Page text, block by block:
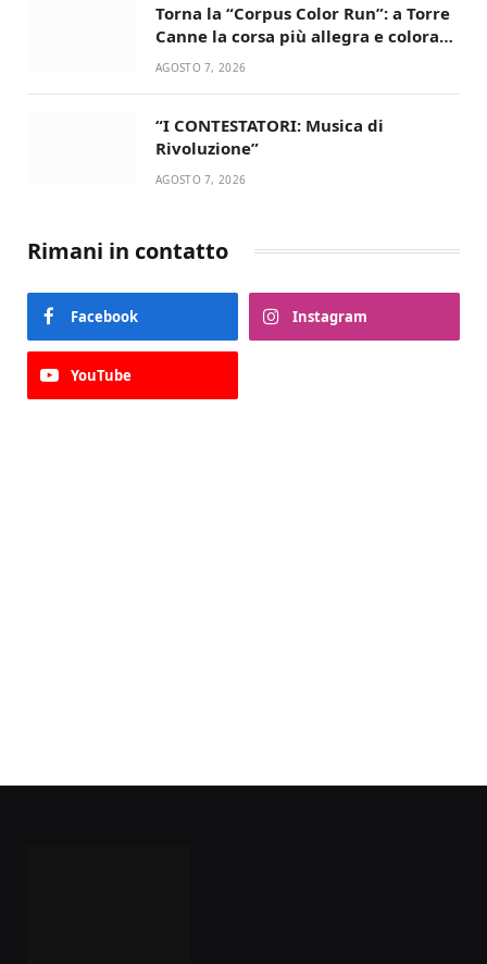
Torna la “Corpus Color Run”: a Torre
Canne la corsa più allegra e colorata
dell’estate!
AGOSTO 7, 2026
“I CONTESTATORI: Musica di
Rivoluzione”
AGOSTO 7, 2026
Rimani in contatto
Facebook Instagram
YouTube